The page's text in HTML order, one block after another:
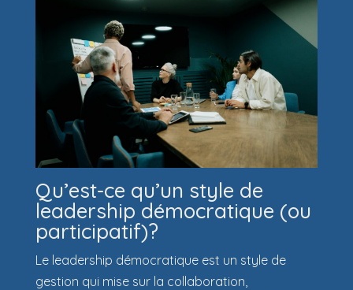
Qu’est-ce qu’un style de
leadership démocratique (ou
participatif)?
Le leadership démocratique est un stylede
gestion qui mise sur la collaboration,